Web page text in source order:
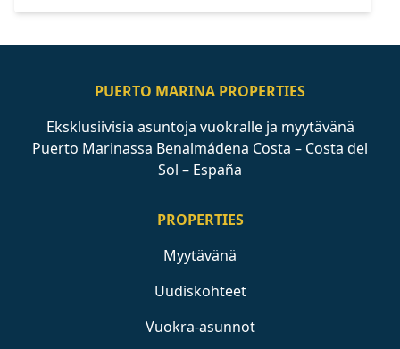
PUERTO MARINA PROPERTIES
Eksklusiivisia asuntoja vuokralle ja myytävänä
Puerto Marinassa Benalmádena Costa – Costa del
Sol – España
PROPERTIES
Myytävänä
Uudiskohteet
Vuokra-asunnot